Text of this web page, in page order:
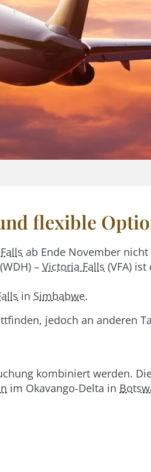
flexible
ab Ende November
(WDH) – Victoria Falls (VFA)
in Simbabwe.
jedoch an anderen
kombiniert werden.
im Okavango-Delta in